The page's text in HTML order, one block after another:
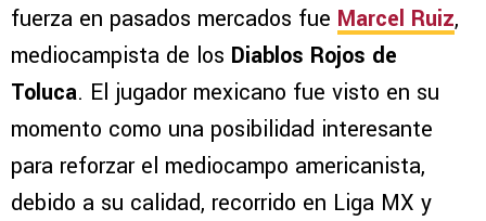
fuerza en pasados mercados fue Marcel Ruiz,
mediocampista de los Diablos Rojos de
Toluca. El jugador mexicano fue visto en su
momento como una posibilidad interesante
para reforzar el mediocampo americanista,
debido a su calidad, recorrido en Liga MX y